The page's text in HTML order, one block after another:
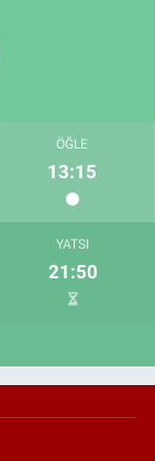
ÖĞLE
13:15
YATSI
21:50